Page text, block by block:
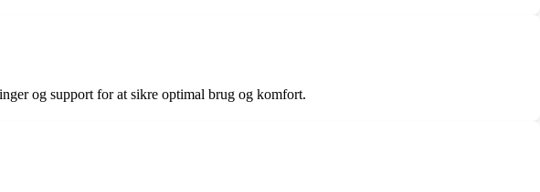
og support for at sikre optimal brug og komfort.